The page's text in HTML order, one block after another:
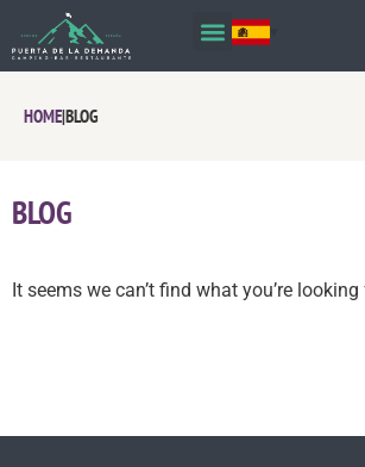
HOME|BLOG
BLOG
It seems we can’t find what you’re looking